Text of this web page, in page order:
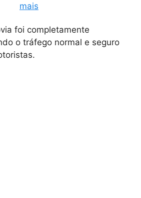
mais
foi completamente
o tráfego normal e seguro